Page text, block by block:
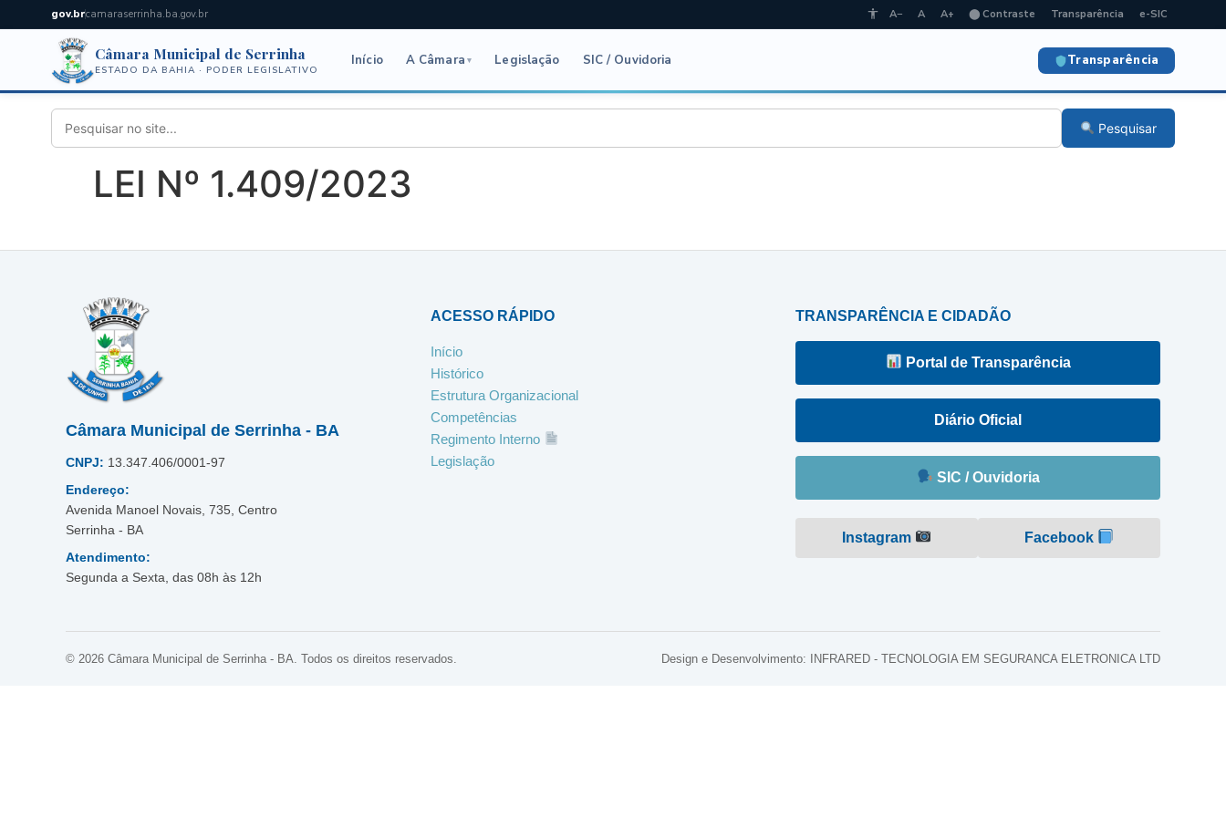
gov.brcamaraserrinha.ba.gov.br A− A A+ ⬤ Contraste Transparência e-SIC
Câmara Municipal de Serrinha
ESTADO DA BAHIA · PODER LEGISLATIVO
Início A Câmara ▾ Legislação SIC / Ouvidoria Transparência
Pesquisar
LEI Nº 1.409/2023
Câmara Municipal de Serrinha - BA
CNPJ: 13.347.406/0001-97
Endereço:
Avenida Manoel Novais, 735, Centro
Serrinha - BA
Atendimento:
Segunda a Sexta, das 08h às 12h
ACESSO RÁPIDO
Início
Histórico
Estrutura Organizacional
Competências
Regimento Interno
Legislação
TRANSPARÊNCIA E CIDADÃO
Portal de Transparência
Diário Oficial
SIC / Ouvidoria
Instagram Facebook
© 2026 Câmara Municipal de Serrinha - BA. Todos os direitos reservados. Design e Desenvolvimento: INFRARED - TECNOLOGIA EM SEGURANCA ELETRONICA LTD